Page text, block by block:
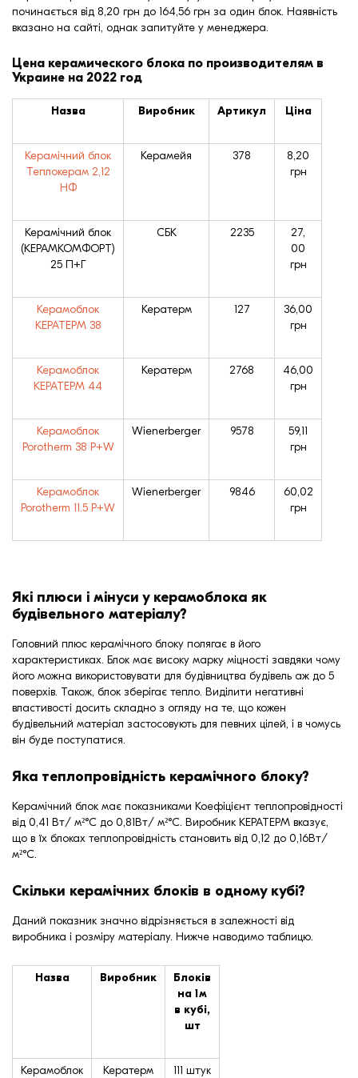
починається від 8,20 грн до 164,56 грн за один блок. Наявність
вказано на сайті, однак запитуйте у менеджера.
Цена керамического блока по производителям в
Украине на 2022 год
Назва Виробник Артикул Ціна
Керамічний блок
Теплокерам 2,12
НФ
Керамейя 378
8,20
грн
Керамічний блок
(КЕРАМКОМФОРТ)
25 П+Г
СБК 2235
27,
00
грн
Керамоблок
КЕРАТЕРМ 38
Кератерм 127
36,00
грн
Керамоблок
КЕРАТЕРМ 44
Кератерм 2768
46,00
грн
Керамоблок
Porotherm 38 P+W
Wienerberger 9578
59,11
грн
Керамоблок
Porotherm 11.5 P+W
Wienerberger 9846
60,02
грн
Які плюси і мінуси у керамоблока як
будівельного матеріалу?
Головний плюс керамічного блоку полягає в його
характеристиках. Блок має високу марку міцності завдяки чому
його можна використовувати для будівництва будівель аж до 5
поверхів. Також, блок зберігає тепло. Виділити негативні
властивості досить складно з огляду на те, що кожен
будівельний матеріал застосовують для певних цілей, і в чомусь
він буде поступатися.
Яка теплопровідність керамічного блоку?
Керамічний блок має показниками Коефіцієнт теплопровідності
від 0,41 Вт/ м²°С до 0,81Вт/ м²°С. Виробник КЕРАТЕРМ вказує,
що в їх блоках теплопровідність становить від 0,12 до 0,16Вт/
м²°С.
Скільки керамічних блоків в одному кубі?
Даний показник значно відрізняється в залежності від
виробника і розміру матеріалу. Нижче наводимо таблицю.
Назва Виробник
Блоків
на 1м
в кубі,
шт
Керамоблок
Кератерм 111 штук